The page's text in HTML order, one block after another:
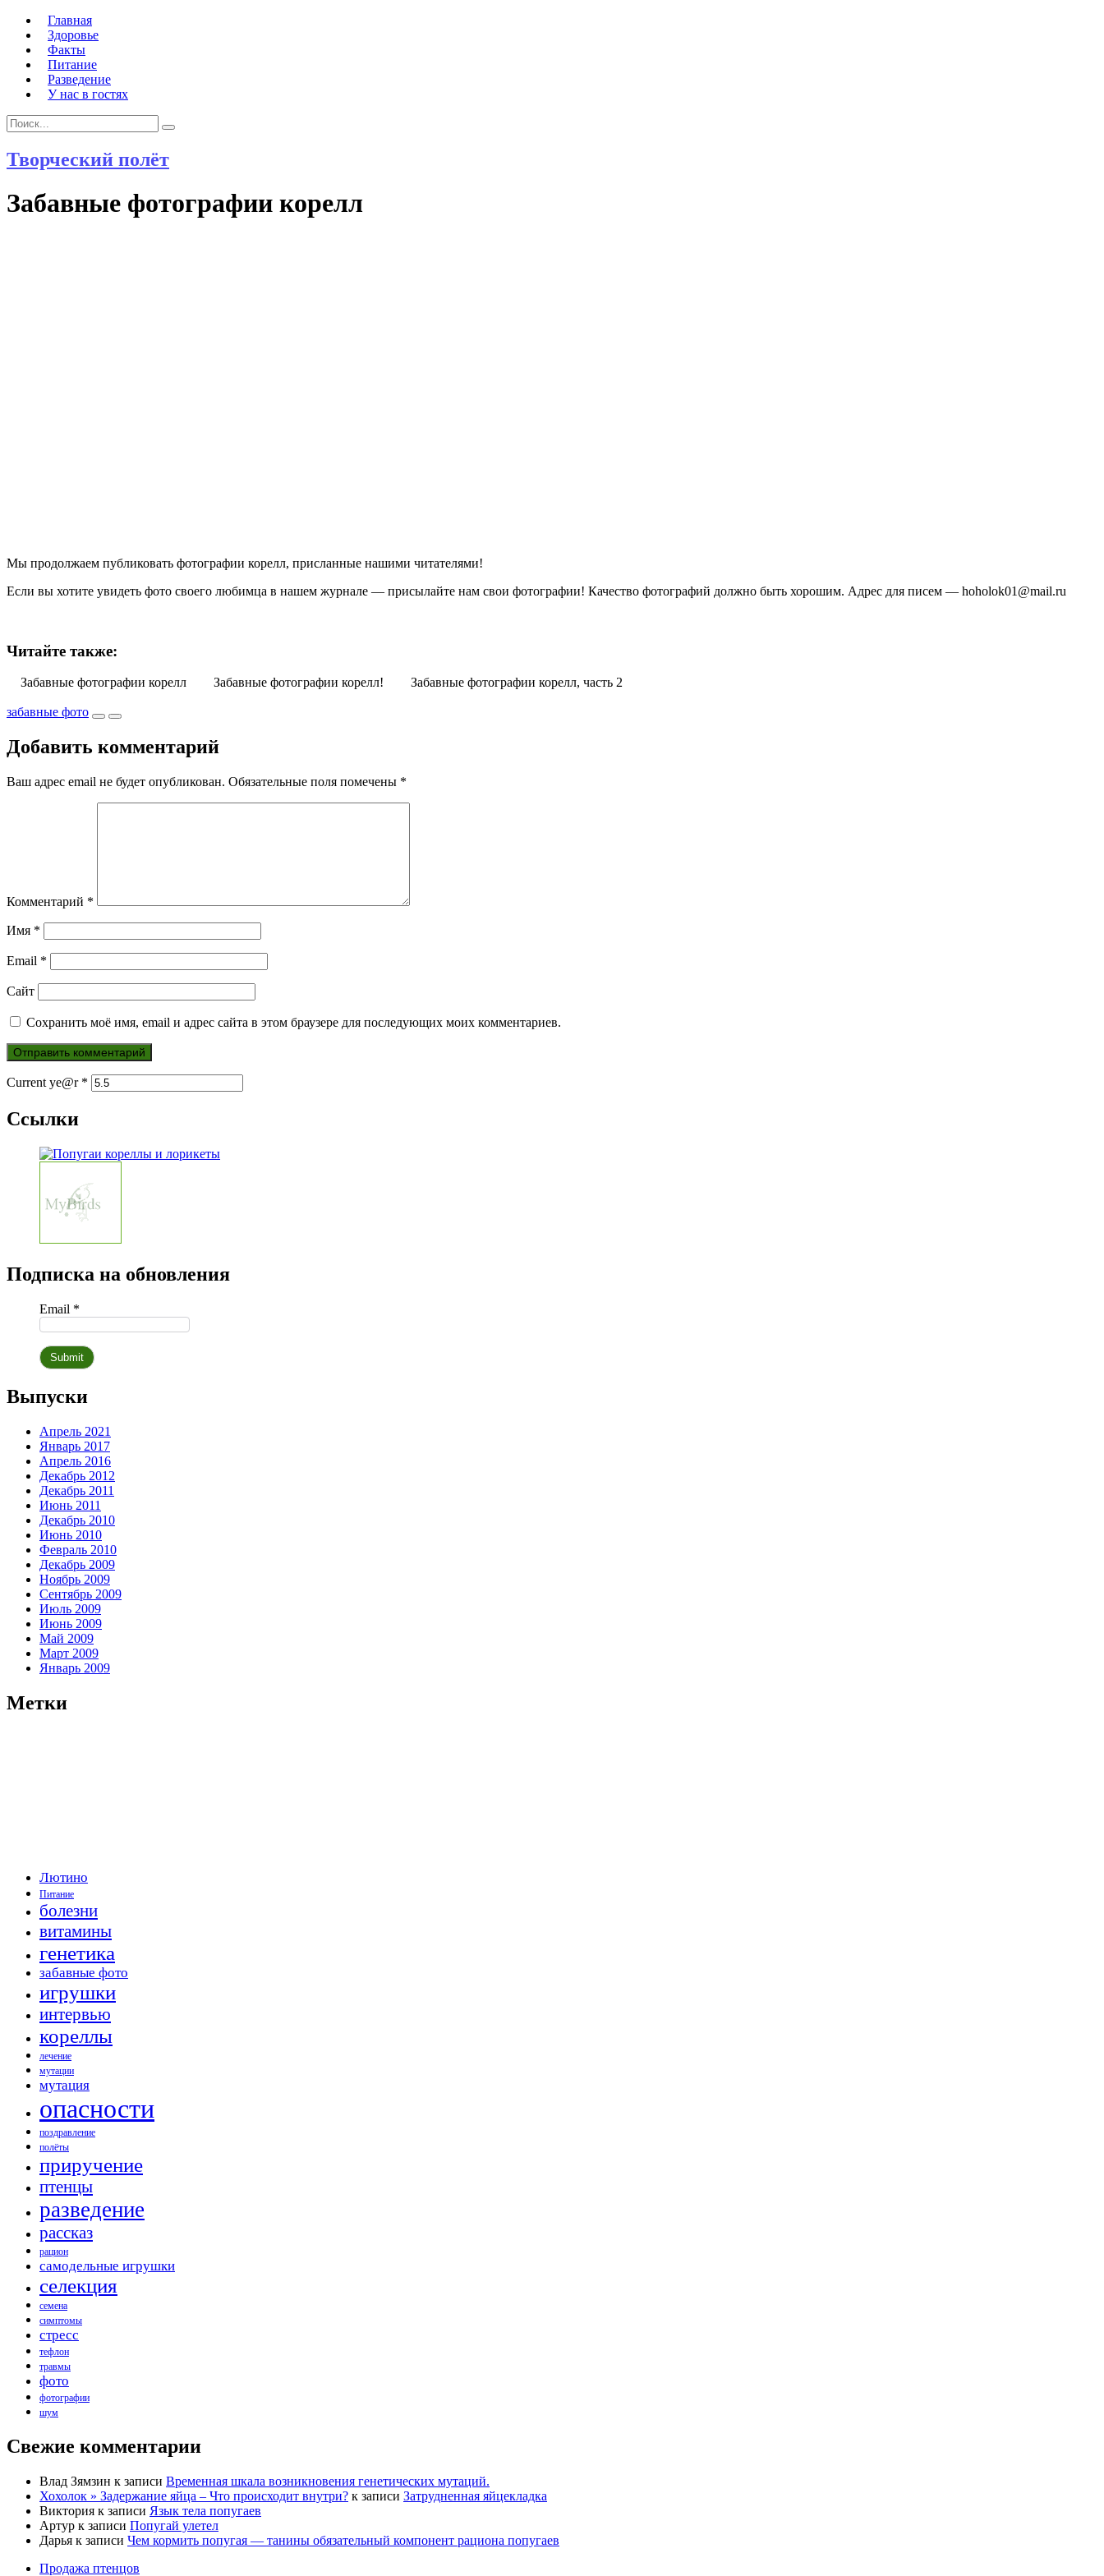
Главная
Здоровье
Факты
Питание
Разведение
У нас в гостях
Search
for:
Search
Творческий полёт
Забавные фотографии корелл
Мы продолжаем публиковать фотографии корелл, присланные нашими читателями!
Если вы хотите увидеть фото своего любимца в нашем журнале — присылайте нам свои фотографии! Качество фотографий должно быть хорошим. Адрес для писем — hoholok01@mail.ru
Читайте также:
Забавные фотографии корелл Забавные фотографии корелл! Забавные фотографии корелл, часть 2
забавные фото
Добавить комментарий
Ваш адрес email не будет опубликован. Обязательные поля помечены *
Комментарий *
Имя *
Email *
Сайт
Сохранить моё имя, email и адрес сайта в этом браузере для последующих моих комментариев.
Current ye@r *
Ссылки
Подписка на обновления
Email *
Выпуски
Апрель 2021
Январь 2017
Апрель 2016
Декабрь 2012
Декабрь 2011
Июнь 2011
Декабрь 2010
Июнь 2010
Февраль 2010
Декабрь 2009
Ноябрь 2009
Сентябрь 2009
Июль 2009
Июнь 2009
Май 2009
Март 2009
Январь 2009
Метки
Лютино
Питание
болезни
витамины
генетика
забавные фото
игрушки
интервью
кореллы
лечение
мутации
мутация
опасности
поздравление
полёты
приручение
птенцы
разведение
рассказ
рацион
самодельные игрушки
селекция
семена
симптомы
стресс
тефлон
травмы
фото
фотографии
шум
Свежие комментарии
Влад Зямзин к записи Временная шкала возникновения генетических мутаций.
Хохолок » Задержание яйца – Что происходит внутри? к записи Затрудненная яйцекладка
Виктория к записи Язык тела попугаев
Артур к записи Попугай улетел
Дарья к записи Чем кормить попугая — танины обязательный компонент рациона попугаев
Продажа птенцов